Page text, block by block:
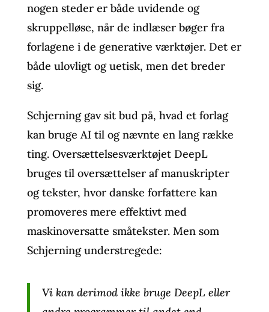
nogen steder er både uvidende og
skruppelløse, når de indlæser bøger fra
forlagene i de generative værktøjer. Det er
både ulovligt og uetisk, men det breder
sig.
Schjerning gav sit bud på, hvad et forlag
kan bruge AI til og nævnte en lang række
ting. Oversættelsesværktøjet DeepL
bruges til oversættelser af manuskripter
og tekster, hvor danske forfattere kan
promoveres mere effektivt med
maskinoversatte småtekster. Men som
Schjerning understregede:
Vi kan derimod ikke bruge DeepL eller